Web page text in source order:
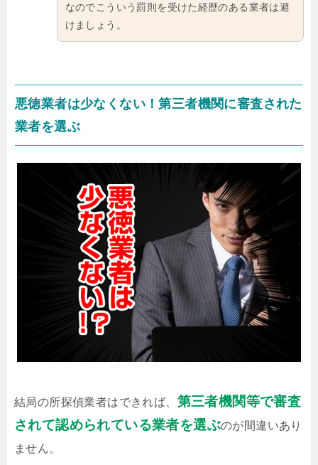
なのでこういう罰則を受けた経歴のある業者は避
けましょう。
悪徳業者は少なくない！第三者機関に審査された
業者を選ぶ
結局の所探偵業者はできれば、 第三者機関等で審査
されて認められている業者を選ぶのが間違いあり
ません。